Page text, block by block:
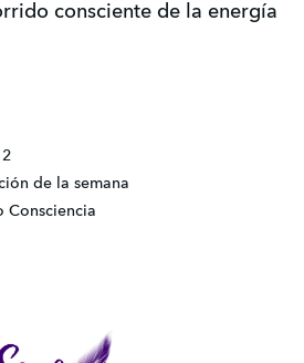
consciente de la energía
2
de la semana
Consciencia